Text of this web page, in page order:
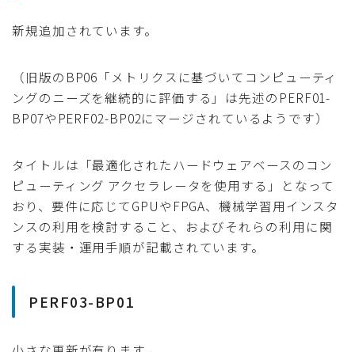
新規追加されています。
（旧版のBP06「メトリクスに基づいてコンピューティ
ングのニーズを継続的に評価する」は先述のPERF01-
BP07やPERF02-BP02にマージされているようです）
タイトルは「最適化されたハードウェアベースのコン
ピューティング アクセラレータを使用する」となって
おり、要件に応じてGPUやFPGA、機械学習用インスタ
ンスの利用を検討すること、およびそれらの利用に関
する実装・運用手順が記載されています。
PERF03-BP01